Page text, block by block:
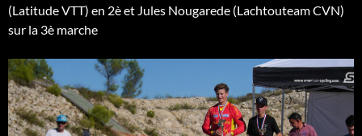
(Latitude VTT) en 2è et Jules Nougarede (Lachtouteam CVN)
sur la 3è marche